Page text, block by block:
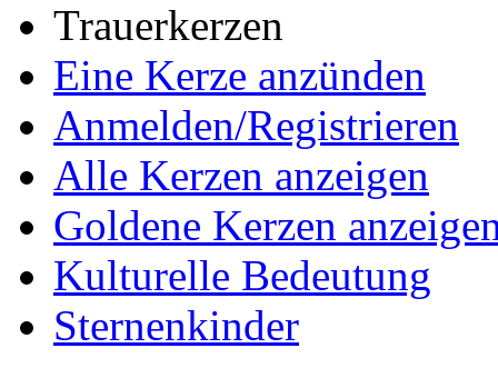
Trauerkerzen
Eine Kerze anzünden
Anmelden/Registrieren
Alle Kerzen anzeigen
Goldene Kerzen
Kulturelle Bedeutung
Sternenkinder